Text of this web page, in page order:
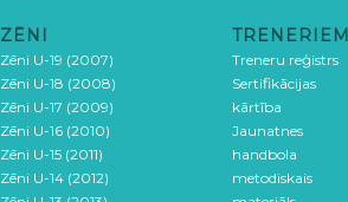
ZĒNI
Zēni U-19 (2007)
Zēni U-18 (2008)
Zēni U-17 (2009)
Zēni U-16 (2010)
Zēni U-15 (2011)
Zēni U-14 (2012)
TRENERIEM
Treneru reģistrs
Sertifikācijas
kārtība
Jaunatnes
handbola
metodiskais